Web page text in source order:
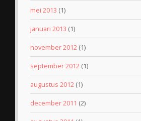
mei 2013 (1)
januari 2013 (1)
november 2012 (1)
september 2012 (1)
augustus 2012 (1)
december 2011 (2)